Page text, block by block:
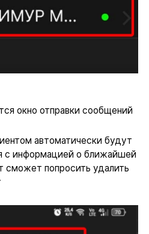
окно отправки сообщений
автоматически будут
с информацией о ближайшей
сможет попросить удалить